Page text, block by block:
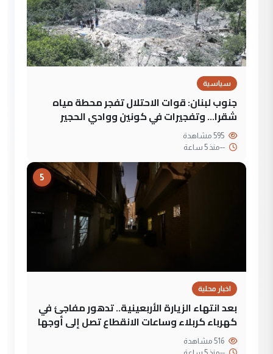
سياسية
جنوب لبنان: قوات الاحتلال تفجر محطة مياه
شقرا… وتفجيرات في كونين ووادي الحجير
--منذ 5 ساعة
5
اخبار محلية
بعد انتهاء الزيارة الأربعينية.. تدهور مفاجئ في
كهرباء كربلاء وساعات الانقطاع تصل إلى أوجها